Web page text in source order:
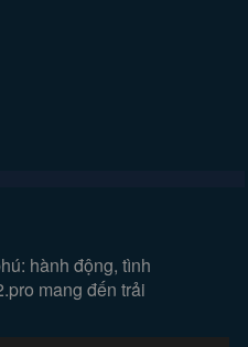
hành động, tình
mang đến trải